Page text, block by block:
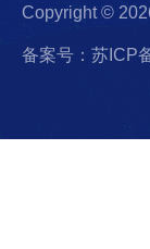
Copyright ©
备案号：苏ICP